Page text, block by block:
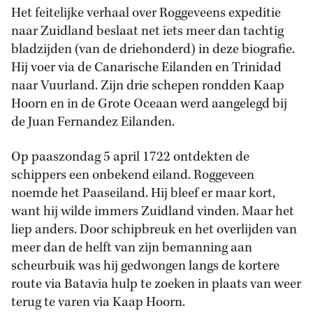
Het feitelijke verhaal over Roggeveens expeditie
naar Zuidland beslaat net iets meer dan tachtig
bladzijden (van de driehonderd) in deze biografie.
Hij voer via de Canarische Eilanden en Trinidad
naar Vuurland. Zijn drie schepen rondden Kaap
Hoorn en in de Grote Oceaan werd aangelegd bij
de Juan Fernandez Eilanden.
Op paaszondag 5 april 1722 ontdekten de
schippers een onbekend eiland. Roggeveen
noemde het Paaseiland. Hij bleef er maar kort,
want hij wilde immers Zuidland vinden. Maar het
liep anders. Door schipbreuk en het overlijden van
meer dan de helft van zijn bemanning aan
scheurbuik was hij gedwongen langs de kortere
route via Batavia hulp te zoeken in plaats van weer
terug te varen via Kaap Hoorn.